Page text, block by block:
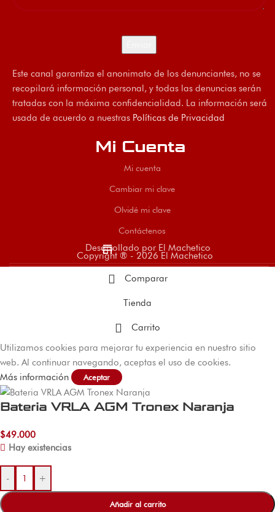
Este canal garantiza el anonimato de los denunciantes, no se
recopilará información personal, y todas las denuncias serán
tratadas con la máxima confidencialidad. La información será
usada de acuerdo a nuestras Políticas de Privacidad
Mi Cuenta
Mi cuenta
Cambiar mi clave
Olvidé mi clave
Contáctenos
store
Desarrollado por El Machetico
Copyright ® - 2026 El Machetico
Comparar
Tienda
Carrito
Utilizamos cookies para mejorar tu experiencia en nuestro sitio
web. Al continuar navegando, aceptas el uso de cookies.
Más información
Aceptar
Bateria VRLA AGM Tronex Naranja
$49.000
Hay existencias
- +
Añadir al carrito